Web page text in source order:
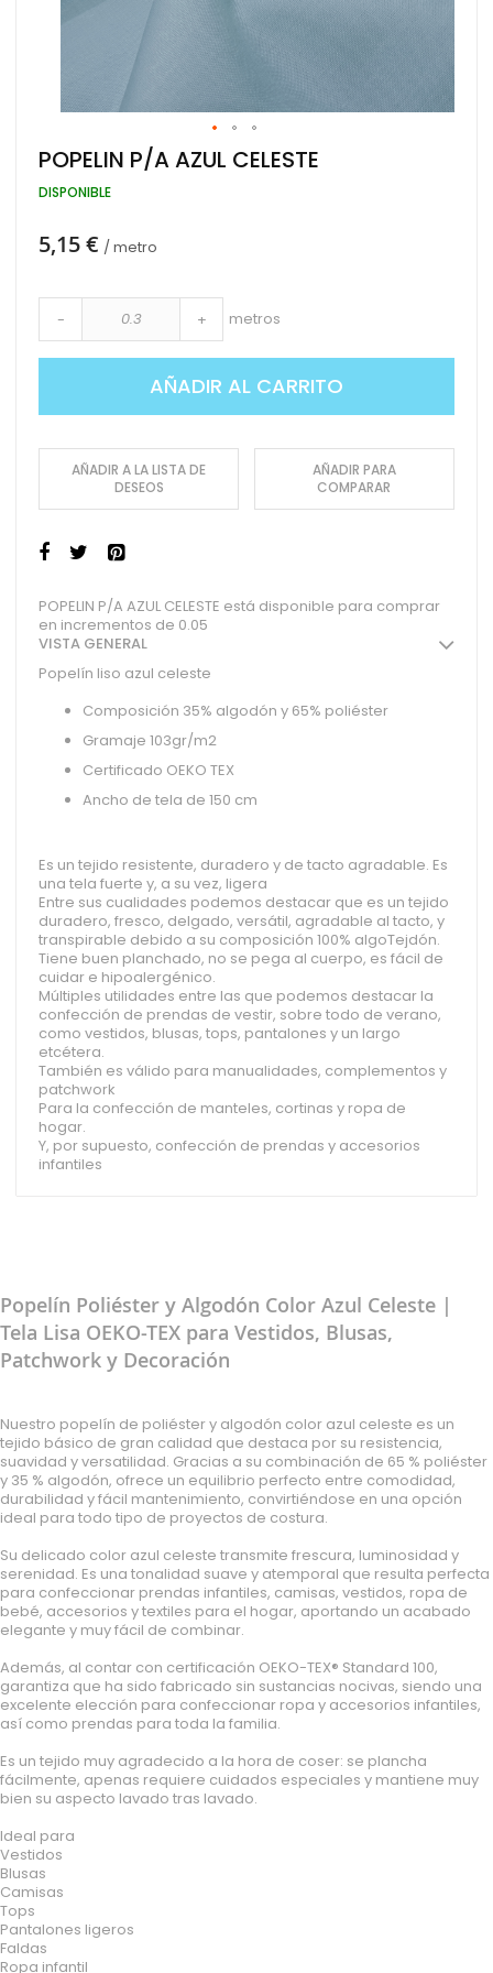
Saltar
al
comienzo
galería
POPELIN P/A AZUL CELESTE
DISPONIBLE
5,15 € / metro
- + metros
AÑADIR AL CARRITO
AÑADIR A LA LISTA DE
DESEOS
AÑADIR PARA
COMPARAR
POPELIN P/A AZUL CELESTE está disponible para comprar
en incrementos de 0.05
VISTA GENERAL
Popelín liso azul celeste
Composición 35% algodón y 65% poliéster
Gramaje 103gr/m2
Certificado OEKO TEX
Ancho de tela de 150 cm
Es un tejido resistente, duradero y de tacto agradable. Es
una tela fuerte y, a su vez, ligera
Entre sus cualidades podemos destacar que es un tejido
duradero, fresco, delgado, versátil, agradable al tacto, y
transpirable debido a su composición 100% algoTejdón.
Tiene buen planchado, no se pega al cuerpo, es fácil de
cuidar e hipoalergénico.
Múltiples utilidades entre las que podemos destacar la
confección de prendas de vestir, sobre todo de verano,
como vestidos, blusas, tops, pantalones y un largo
etcétera.
También es válido para manualidades, complementos y
patchwork
Para la confección de manteles, cortinas y ropa de
hogar.
Y, por supuesto, confección de prendas y accesorios
infantiles
Popelín Poliéster y Algodón Color Azul Celeste |
Tela Lisa OEKO-TEX para Vestidos, Blusas,
Patchwork y Decoración
Nuestro popelín de poliéster y algodón color azul celeste es un
tejido básico de gran calidad que destaca por su resistencia,
suavidad y versatilidad. Gracias a su combinación de 65 % poliéster
y 35 % algodón, ofrece un equilibrio perfecto entre comodidad,
durabilidad y fácil mantenimiento, convirtiéndose en una opción
ideal para todo tipo de proyectos de costura.
Su delicado color azul celeste transmite frescura, luminosidad y
serenidad. Es una tonalidad suave y atemporal que resulta perfecta
para confeccionar prendas infantiles, camisas, vestidos, ropa de
bebé, accesorios y textiles para el hogar, aportando un acabado
elegante y muy fácil de combinar.
Además, al contar con certificación OEKO-TEX® Standard 100,
garantiza que ha sido fabricado sin sustancias nocivas, siendo una
excelente elección para confeccionar ropa y accesorios infantiles,
así como prendas para toda la familia.
Es un tejido muy agradecido a la hora de coser: se plancha
fácilmente, apenas requiere cuidados especiales y mantiene muy
bien su aspecto lavado tras lavado.
Ideal para
Vestidos
Blusas
Camisas
Tops
Pantalones ligeros
Faldas
Ropa infantil